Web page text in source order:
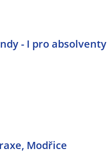
- I pro absolventy
Modřice